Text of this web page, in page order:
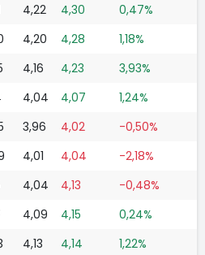
4,22 4,30
0,47%
4,20 4,28
1,18%
4,16 4,23
3,93%
4,04 4,07
1,24%
3,96 4,02
-0,50%
4,01 4,04
-2,18%
4,04 4,13
-0,48%
4,09 4,15
0,24%
4,13 4,14
1,22%